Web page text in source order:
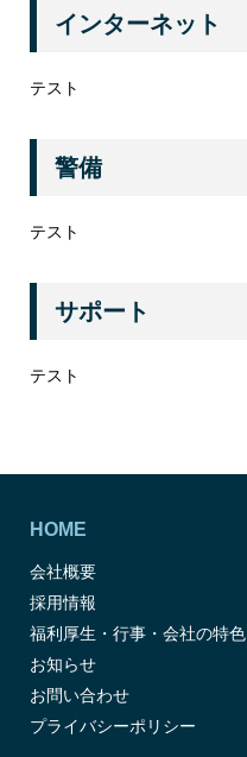
インターネット
テスト
警備
テスト
サポート
テスト
HOME
会社概要
採用情報
福利厚生・行事・会社の特色
お知らせ
お問い合わせ
プライバシーポリシー